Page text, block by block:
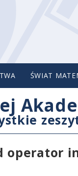
ŚWIAT